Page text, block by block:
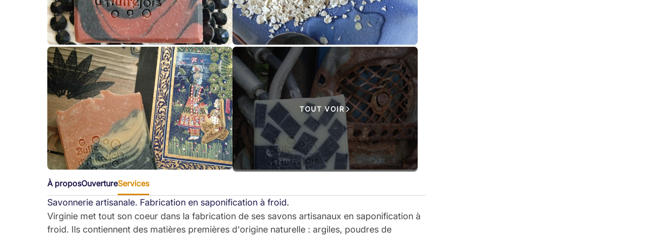
TOUT VOIR
À proposOuvertureServices
Savonnerie artisanale. Fabrication en saponification à froid.
Virginie met tout son coeur dans la fabrication de ses savons artisanaux en saponification à
froid. Ils contiennent des matières premières d'origine naturelle : argiles, poudres de